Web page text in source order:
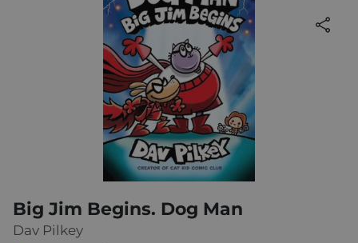
Big Jim Begins. Dog Man
Dav Pilkey